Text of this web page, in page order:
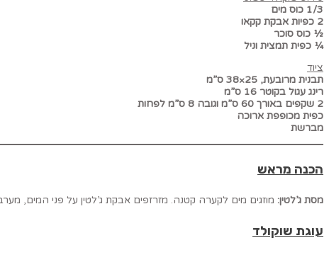
1/3 כוס מים
2 כפיות אבקת קקאו
½ כוס סוכר
¼ כפית תמצית וניל
ציוד
תבנית מרובעת, 25×38 ס”מ
רינג עגול בקוטר 16 ס”מ
2 שקפים באורך 60 ס”מ וגובה 8 ס”מ לפחות
כפית מכופפת ארוכה
מברשת
הכנה מראש
מסת ג’לטין: מוזגים מים לקערה קטנה. מזרזפים אבקת ג’לטין על פני המים,
עוגת שוקולד